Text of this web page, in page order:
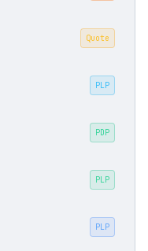
Quote
PLP
PDP
PLP
PLP